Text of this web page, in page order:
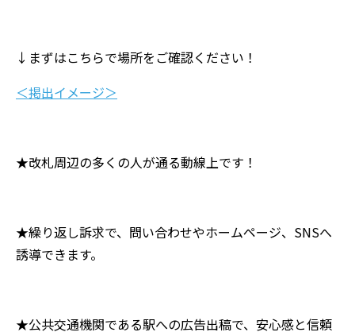
↓まずはこちらで場所をご確認ください！
＜掲出イメージ＞
★改札周辺の多くの人が通る動線上です！
★繰り返し訴求で、問い合わせやホームページ、SNSへ
誘導できます。
★公共交通機関である駅への広告出稿で、安心感と信頼